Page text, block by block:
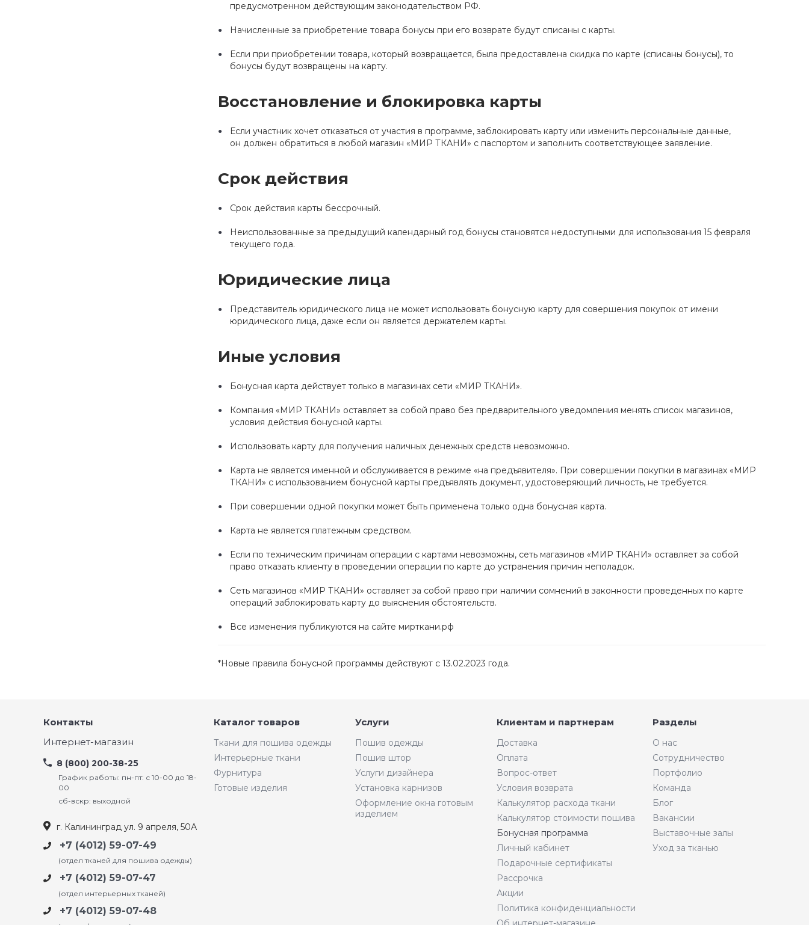
предусмотренном действующим законодательством РФ.
Начисленные за приобретение товара бонусы при его возврате будут списаны с карты.
Если при приобретении товара, который возвращается, была предоставлена скидка по карте (списаны бонусы), то
бонусы будут возвращены на карту.
Восстановление и блокировка карты
Если участник хочет отказаться от участия в программе, заблокировать карту или изменить персональные данные,
он должен обратиться в любой магазин «МИР ТКАНИ» с паспортом и заполнить соответствующее заявление.
Срок действия
Срок действия карты бессрочный.
Неиспользованные за предыдущий календарный год бонусы становятся недоступными для использования 15 февраля
текущего года.
Юридические лица
Представитель юридического лица не может использовать бонусную карту для совершения покупок от имени
юридического лица, даже если он является держателем карты.
Иные условия
Бонусная карта действует только в магазинах сети «МИР ТКАНИ».
Компания «МИР ТКАНИ» оставляет за собой право без предварительного уведомления менять список магазинов,
условия действия бонусной карты.
Использовать карту для получения наличных денежных средств невозможно.
Карта не является именной и обслуживается в режиме «на предъявителя». При совершении покупки в магазинах «МИР
ТКАНИ» с использованием бонусной карты предъявлять документ, удостоверяющий личность, не требуется.
При совершении одной покупки может быть применена только одна бонусная карта.
Карта не является платежным средством.
Если по техническим причинам операции с картами невозможны, сеть магазинов «МИР ТКАНИ» оставляет за собой
право отказать клиенту в проведении операции по карте до устранения причин неполадок.
Сеть магазинов «МИР ТКАНИ» оставляет за собой право при наличии сомнений в законности проведенных по карте
операций заблокировать карту до выяснения обстоятельств.
Все изменения публикуются на сайте мирткани.рф
*Новые правила бонусной программы действуют с 13.02.2023 года.
Контакты
Интернет-магазин
8 (800) 200-38-25
График работы: пн-пт: с 10-00 до 18-
00
сб-вскр: выходной
г. Калининград ул. 9 апреля, 50А
+7 (4012) 59-07-49
(отдел тканей для пошива одежды)
+7 (4012) 59-07-47
(отдел интерьерных тканей)
+7 (4012) 59-07-48
Каталог товаров
Ткани для пошива одежды
Интерьерные ткани
Фурнитура
Готовые изделия
Услуги
Пошив одежды
Пошив штор
Услуги дизайнера
Установка карнизов
Оформление окна готовым
изделием
Клиентам и партнерам
Доставка
Оплата
Вопрос-ответ
Условия возврата
Калькулятор расхода ткани
Калькулятор стоимости пошива
Бонусная программа
Личный кабинет
Подарочные сертификаты
Рассрочка
Акции
Политика конфиденциальности
Разделы
О нас
Сотрудничество
Портфолио
Команда
Блог
Вакансии
Выставочные залы
Уход за тканью